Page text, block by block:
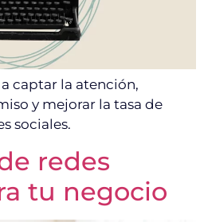
captar la atención,
y mejorar la tasa de
sociales.
redes
tu negocio